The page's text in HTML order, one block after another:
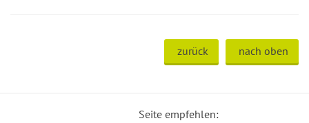
zurück nach oben
Seite empfehlen: